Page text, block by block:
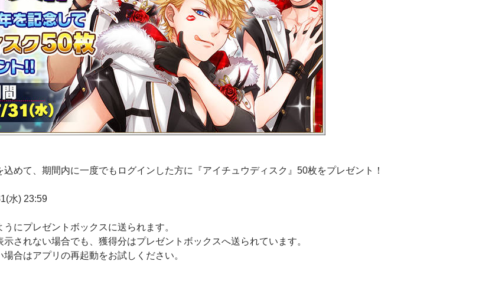
めて、期間内に一度でもログインした方に『アイチュウディスク』50枚をプレゼント！
水) 23:59
にプレゼントボックスに送られます。
されない場合でも、獲得分はプレゼントボックスへ送られています。
合はアプリの再起動をお試しください。